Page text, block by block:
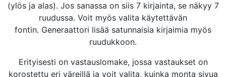
(ylös ja alas). Jos sanassa on siis 7 kirjainta, se näkyy 7
ruudussa. Voit myös valita käytettävän
fontin. Generaattori lisää satunnaisia kirjaimia myös
ruudukkoon.
Erityisesti on vastauslomake, jossa vastaukset on
korostettu eri väreillä ja voit valita, kuinka monta sivua